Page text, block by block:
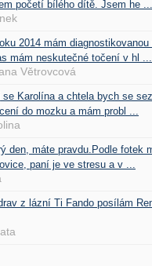
početí bílého dítě. Jsem he ...
2014 mám
mám neskutečné točení v hl ...
Větrovcová
se Karolína a chtela bych se
do mozku a mám probl ...
den, máte pravdu.Podle fotek
paní je ve stresu a v ...
z lázní Ti Fando posílám